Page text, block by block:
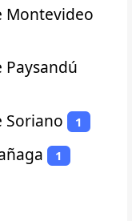
Montevideo
Soriano 1
1